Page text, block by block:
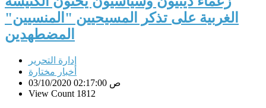
الغربية على تذكر المسيحيين "المنسيين"
المضطهدين
إدارة التحرير
أخبار مختارة
03/10/2020 02:17:00 ص
View Count 1812